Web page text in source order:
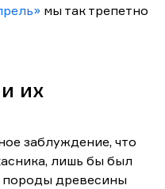
мы так трепетно
их
заблуждение, что
лишь бы был
породы древесины